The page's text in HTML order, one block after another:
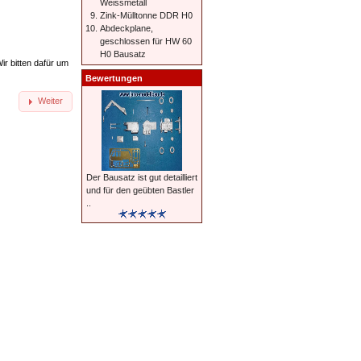
bitten dafür um
Weiter
Weissmetall
Zink-Mülltonne DDR H0
Abdeckplane,
geschlossen für HW 60
H0 Bausatz
Bewertungen
Der Bausatz ist gut detailliert
und für den geübten Bastler